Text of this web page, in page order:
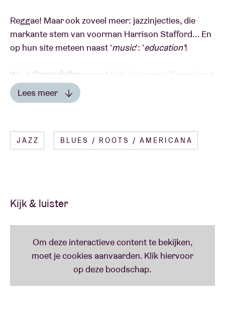
Reggae! Maar ook zoveel meer: jazzinjecties, die
markante stem van voorman Harrison Stafford... En
op hun site meteen naast 'music': 'education'!
Want Groundation
meent het: de naam refereert nog
altijd naar het omgekeerde van een hiërarchisch
leermodel. Begrijp je?
Uit Californië USA sturen ze nu hun jongste, uiterst
vruchtbare cd 'A Miracle' op ons af, deze keer met
Het is van 2012, ten tijde van 'Building An Ark', dat ze
nog eens de AB vulden, maar ook met zijprojecten
als Rockamovya of Professor waren ze welkom.
Hoog tijd voor nieuwe inspiration, creation,
education, exaltation, elevation...
Lees meer
JAZZ BLUES / ROOTS / AMERICANA
Kijk & luister